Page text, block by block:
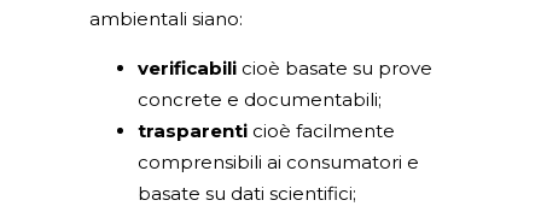
ambientali siano:
verificabili cioè basate su prove
concrete e documentabili;
trasparenti cioè facilmente
comprensibili ai consumatori e
basate su dati scientifici;